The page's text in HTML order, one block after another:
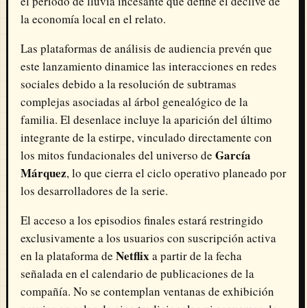
la economía local en el relato.
Las plataformas de análisis de audiencia prevén que
este lanzamiento dinamice las interacciones en redes
sociales debido a la resolución de subtramas
complejas asociadas al árbol genealógico de la
familia. El desenlace incluye la aparición del último
integrante de la estirpe, vinculado directamente con
los mitos fundacionales del universo de García
Márquez, lo que cierra el ciclo operativo planeado por
los desarrolladores de la serie.
El acceso a los episodios finales estará restringido
exclusivamente a los usuarios con suscripción activa
en la plataforma de Netflixa partir de la fecha
señalada en el calendario de publicaciones de la
compañía. No se contemplan ventanas de exhibición